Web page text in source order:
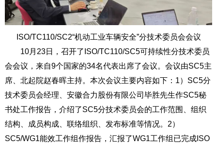
ISO/TC110/SC2“机动工业车辆安全”分技术委员会会议
10月 23日，召开了 ISO/TC110/SC5可持续性分技术委员
会会议，来自9个国家的34名代表出席了会议。会议由SC5主
席、北起院赵春晖主持。本次会议主要内容如下： 1） SC5分
技术委员会经理、安徽合力股份有限公司毕胜先生作SC5秘
书处工作报告，介绍了SC5分技术委员会的工作范围、组织
结构、成员构成、联络组织、发布标准等情况。 2）
SC5/WG1能效工作组作报告，汇报了WG1工作组已完成 ISO